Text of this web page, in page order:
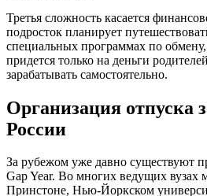
Третья сложность касается
подросток планирует
специальных программах по
придется только на деньги
зарабатывать самостоятельно.
Организация отпуска
России
За рубежом уже давно существуют
Gap Year. Во многих ведущих вузах
Принстоне, Нью-Йоркском